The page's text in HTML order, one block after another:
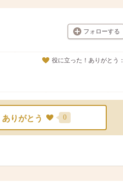
フォローする
役に立った！ありがとう：
ありがとう 0